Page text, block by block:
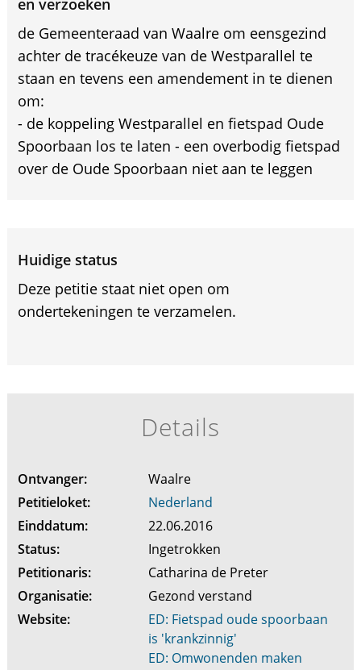
de Gemeenteraad van Waalre om eensgezind
achter de tracékeuze van de Westparallel te
staan en tevens een amendement in te dienen
om:
- de koppeling Westparallel en fietspad Oude
Spoorbaan los te laten - een overbodig fietspad
over de Oude Spoorbaan niet aan te leggen
Huidige status
Deze petitie staat niet open om
ondertekeningen te verzamelen.
Details
Ontvanger:
Waalre
Petitieloket:
Nederland
Einddatum:
22.06.2016
Status:
Ingetrokken
Petitionaris:
Catharina de Preter
Organisatie:
Gezond verstand
Website:
ED: Fietspad oude spoorbaan
is 'krankzinnig'
ED: Omwonenden maken